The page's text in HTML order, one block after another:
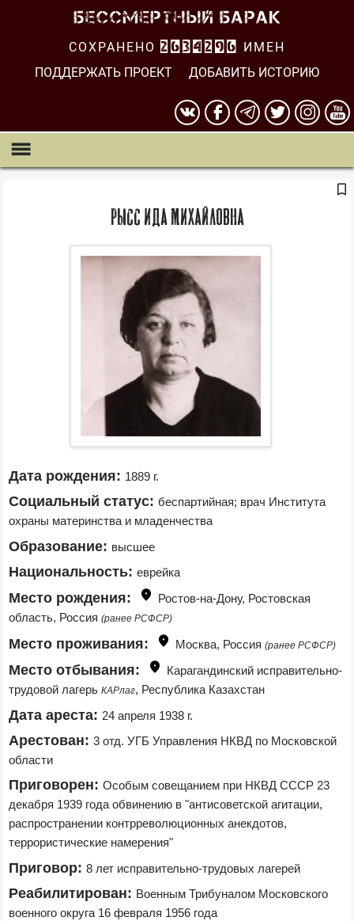
СОХРАНЕНО 2634296
ИМЕН
ПОДДЕРЖАТЬ ПРОЕКТ
ДОБАВИТЬ ИСТОРИЮ
Рысс Ида Михайловна
Дата рождения: 1889 г.
Социальный статус: беспартийная; врач Института
охраны материнства и младенчества
Образование: высшее
Национальность: еврейка
Место рождения:
Ростов-на-Дону, Ростовская
область, Россия (ранее РСФСР)
Место проживания: Москва, Россия (ранее РСФСР)
Место отбывания:
Карагандинский исправительно-
трудовой лагерь КАРлаг, Республика Казахстан
Дата ареста: 24 апреля 1938 г.
Арестован: 3 отд. УГБ Управления НКВД по Московской
области
Приговорен: Особым совещанием при НКВД СССР 23
декабря 1939 года обвинению в "антисоветской агитации,
распространении контрреволюционных анекдотов,
террористические намерения"
Приговор: 8 лет исправительно-трудовых лагерей
Реабилитирован: Военным Трибуналом Московского
военного округа 16 февраля 1956 года